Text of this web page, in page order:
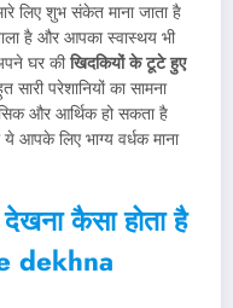
लिए शुभ संकेत माना जाता है
है और आपका स्वास्थय भी
घर कीखिदकियों के टूटे हुए
परेशानियों का सामना
और आर्थिक हो सकता है
आपके लिए भाग्य वर्धक माना
कैसा होता है
dekhna